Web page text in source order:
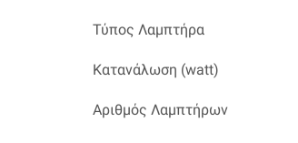
Τύπος Λαμπτήρα
Κατανάλωση (watt)
Αριθμός Λαμπτήρων